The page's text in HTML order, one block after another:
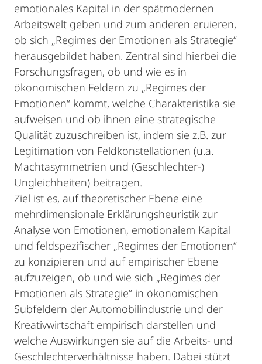
emotionales Kapital in der spätmodernen
Arbeitswelt geben und zum anderen eruieren,
ob sich „Regimes der Emotionen als Strategie“
herausgebildet haben. Zentral sind hierbei die
Forschungsfragen, ob und wie es in
ökonomischen Feldern zu „Regimes der
Emotionen“ kommt, welche Charakteristika sie
aufweisen und ob ihnen eine strategische
Qualität zuzuschreiben ist, indem sie z.B. zur
Legitimation von Feldkonstellationen (u.a.
Machtasymmetrien und (Geschlechter-)
Ungleichheiten) beitragen.
Ziel ist es, auf theoretischer Ebene eine
mehrdimensionale Erklärungsheuristik zur
Analyse von Emotionen, emotionalem Kapital
und feldspezifischer „Regimes der Emotionen“
zu konzipieren und auf empirischer Ebene
aufzuzeigen, ob und wie sich „Regimes der
Emotionen als Strategie“ in ökonomischen
Subfeldern der Automobilindustrie und der
Kreativwirtschaft empirisch darstellen und
welche Auswirkungen sie auf die Arbeits- und
Geschlechterverhältnisse haben. Dabei stützt